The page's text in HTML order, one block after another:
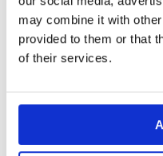
may combine it with
provided to them or that
of their services.